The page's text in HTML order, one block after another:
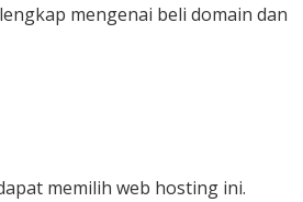
mengenai beli domain dan
memilih web hosting ini.